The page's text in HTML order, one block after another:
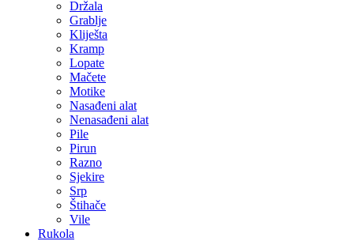
Držala
Grablje
Kliješta
Kramp
Lopate
Mačete
Motike
Nasađeni alat
Nenasađeni alat
Pile
Pirun
Razno
Sjekire
Srp
Štihače
Vile
Rukola